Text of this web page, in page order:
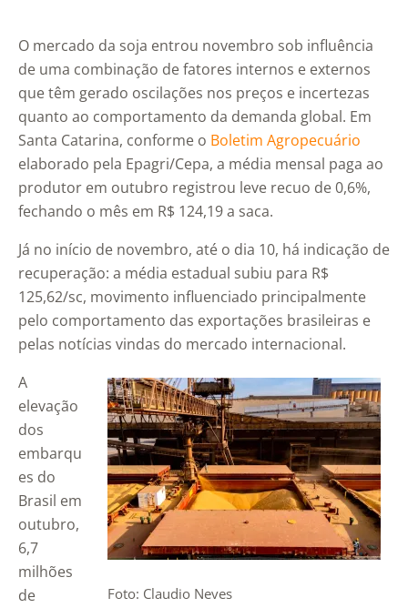
O mercado da soja entrou novembro sob influência
de uma combinação de fatores internos e externos
que têm gerado oscilações nos preços e incertezas
quanto ao comportamento da demanda global. Em
Santa Catarina, conforme o Boletim Agropecuário
elaborado pela Epagri/Cepa, a média mensal paga ao
produtor em outubro registrou leve recuo de 0,6%,
fechando o mês em R$ 124,19 a saca.
Já no início de novembro, até o dia 10, há indicação de
recuperação: a média estadual subiu para R$
125,62/sc, movimento influenciado principalmente
pelo comportamento das exportações brasileiras e
pelas notícias vindas do mercado internacional.
Foto: Claudio Neves
A
elevação
dos
embarqu
es do
Brasil em
outubro,
6,7
milhões
de